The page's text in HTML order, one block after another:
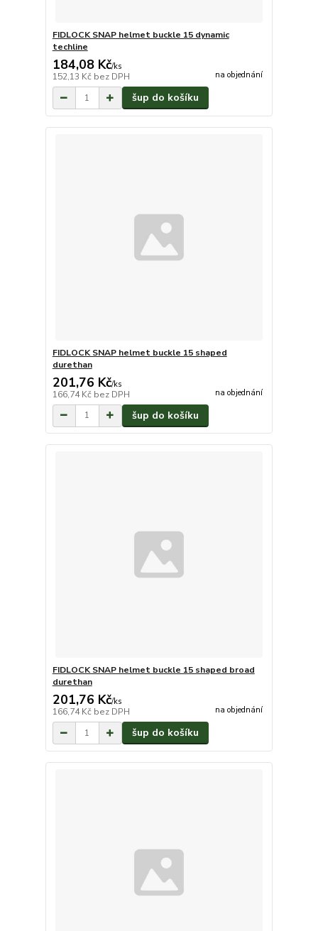
FIDLOCK SNAP helmet buckle 15 dynamic
techline
184,08 Kč/ks
152,13 Kč bez DPH na objednání
šup do košíku
FIDLOCK SNAP helmet buckle 15 shaped
durethan
201,76 Kč/ks
166,74 Kč bez DPH na objednání
šup do košíku
FIDLOCK SNAP helmet buckle 15 shaped broad
durethan
201,76 Kč/ks
166,74 Kč bez DPH na objednání
šup do košíku